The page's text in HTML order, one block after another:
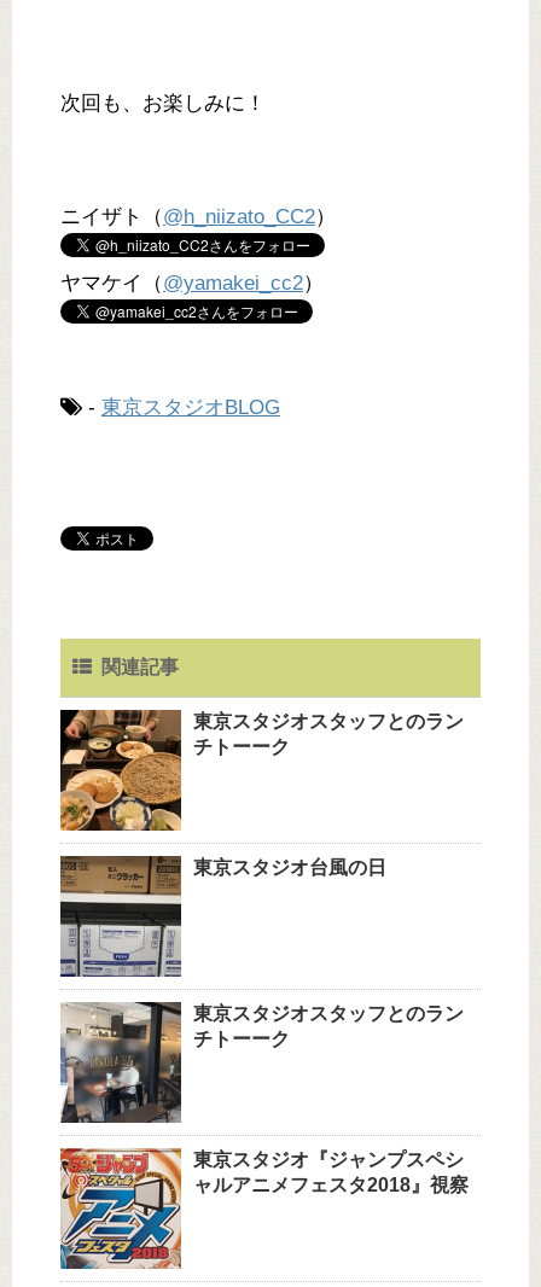
次回も、お楽しみに！
ニイザト（@h_niizato_CC2）
ヤマケイ（@yamakei_cc2）
- 東京スタジオBLOG
関連記事
東京スタジオスタッフとのラン
チトーーク
東京スタジオ台風の日
東京スタジオスタッフとのラン
チトーーク
東京スタジオ『ジャンプスペシ
ャルアニメフェスタ2018』視察